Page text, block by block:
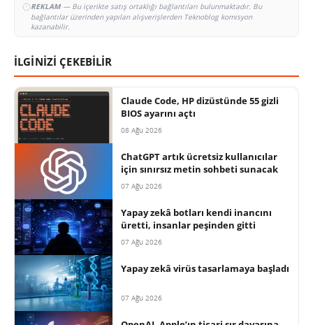
REKLAM— Bu içerikte satış ortaklığı bağlantıları bulunmaktadır. Bu
bağlantılar üzerinden yapılan alışverişlerden Teknoblog komisyon
kazanabilir.
İLGİNİZİ ÇEKEBİLİR
Claude Code, HP dizüstünde 55 gizli
BIOS ayarını açtı
08 Ağu 2026
ChatGPT artık ücretsiz kullanıcılar
için sınırsız metin sohbeti sunacak
07 Ağu 2026
Yapay zekâ botları kendi inancını
üretti, insanlar peşinden gitti
07 Ağu 2026
Yapay zekâ virüs tasarlamaya başladı
07 Ağu 2026